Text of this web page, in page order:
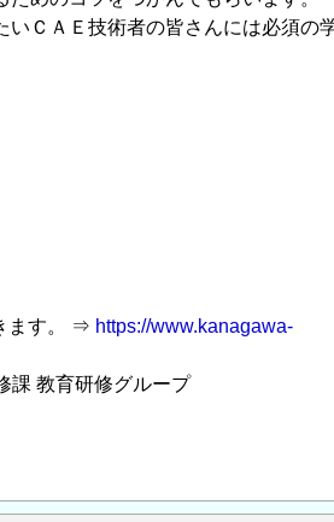
ＣＡＥ技術者の皆さんには必須の
ます。 ⇒ https://www.kanagawa-
教育研修グループ